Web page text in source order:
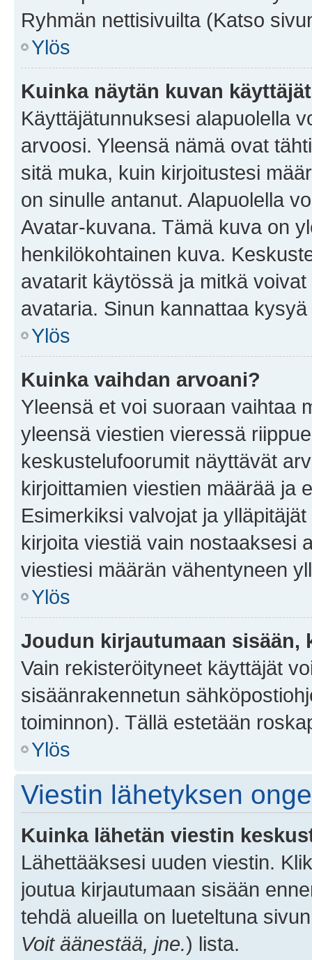
Ryhmän nettisivuilta (Katso
Ylös
Kuinka näytän kuvan
Käyttäjätunnuksesi alapuolella
arvoosi. Yleensä nämä ovat
sitä muka, kuin kirjoitustesi
on sinulle antanut. Alapuolella
Avatar-kuvana. Tämä kuva on
henkilökohtainen kuva.
avatarit käytössä ja mitkä
avataria. Sinun kannattaa
Ylös
Kuinka vaihdan arvoani?
Yleensä et voi suoraan vaihtaa
yleensä viestien vieressä
keskustelufoorumit näyttävät
kirjoittamien viestien määrää ja
Esimerkiksi valvojat ja
kirjoita viestiä vain nostaaksesi
viestiesi määrän vähentyneen
Ylös
Joudun kirjautumaan sisään,
Vain rekisteröityneet käyttäjät
sisäänrakennetun
toiminnon). Tällä estetään
Ylös
Viestin lähetyksen
Kuinka lähetän viestin
Lähettääksesi uuden viestin.
joutua kirjautumaan sisään
tehdä alueilla on lueteltuna
Voit äänestää, jne.) lista.